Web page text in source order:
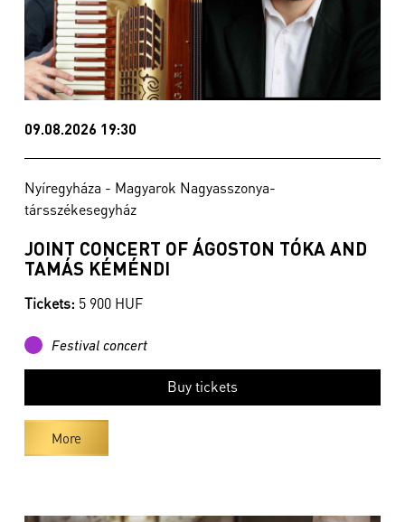
09.08.2026 19:30
Nyíregyháza - Magyarok Nagyasszonya-
társszékesegyház
JOINT CONCERT OF ÁGOSTON TÓKA AND
TAMÁS KÉMÉNDI
Tickets: 5 900 HUF
Festival concert
Buy tickets
More